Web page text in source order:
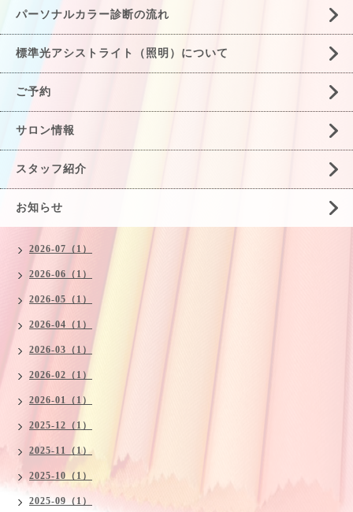
パーソナルカラー診断の流れ
標準光アシストライト（照明）について
ご予約
サロン情報
スタッフ紹介
お知らせ
2026-07（1）
2026-06（1）
2026-05（1）
2026-04（1）
2026-03（1）
2026-02（1）
2026-01（1）
2025-12（1）
2025-11（1）
2025-10（1）
2025-09（1）